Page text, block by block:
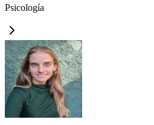
Psicología